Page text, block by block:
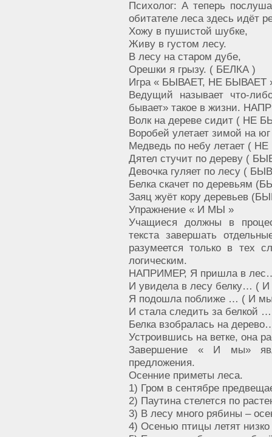
Психолог: А теперь
обитателе леса здесь идёт
Хожу в пушистой шубке,
Живу в густом лесу.
В лесу на старом дубе,
Орешки я грызу. ( БЕЛКА )
Игра « БЫВАЕТ, НЕ БЫВАЕТ
Ведущий называет что-
бывает» такое в жизни.
Волк на дереве сидит ( НЕ
Воробей улетает зимой на
Медведь по небу летает (
Дятел стучит по дереву (
Девочка гуляет по лесу (
Белка скачет по деревьям
Заяц жуёт кору деревьев
Упражнение « И МЫ »
Учащиеся должны в
текста завершать
разумеется только в тех
логическим.
НАПРИМЕР, Я пришла в
И увидела в лесу белку… (
Я подошла поближе … ( И
И стала следить за белкой
Белка взобралась на
Устроившись на ветке, она
Завершение « И мы»
предложения.
Осенние приметы леса.
1) Гром в сентябре
2) Паутина стелется по
3) В лесу много рябины –
4) Осенью птицы летят